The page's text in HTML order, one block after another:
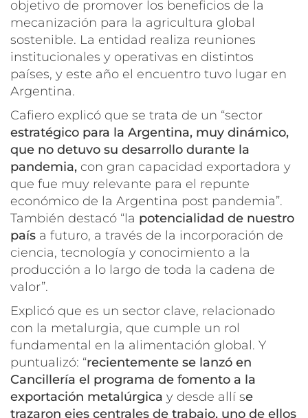
objetivo de promover los beneficios de la
mecanización para la agricultura global
sostenible. La entidad realiza reuniones
institucionales y operativas en distintos
países, y este año el encuentro tuvo lugar en
Argentina.
Cafiero explicó que se trata de un “sector
estratégico para la Argentina, muy dinámico,
que no detuvo su desarrollo durante la
pandemia, con gran capacidad exportadora y
que fue muy relevante para el repunte
económico de la Argentina post pandemia”.
También destacó “la potencialidad de nuestro
país a futuro, a través de la incorporación de
ciencia, tecnología y conocimiento a la
producción a lo largo de toda la cadena de
valor”.
Explicó que es un sector clave, relacionado
con la metalurgia, que cumple un rol
fundamental en la alimentación global. Y
puntualizó: “recientemente se lanzó en
Cancillería el programa de fomento a la
exportación metalúrgica y desde allí se
trazaron ejes centrales de trabajo, uno de ellos